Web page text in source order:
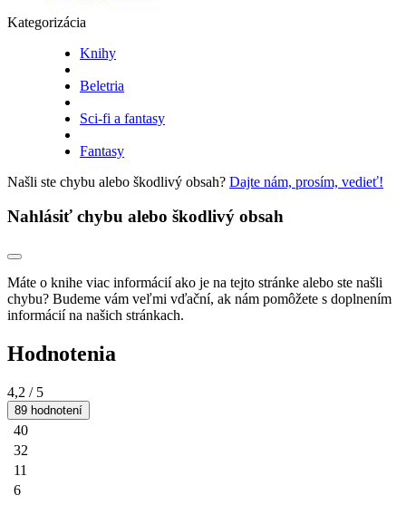
Kategorizácia
Knihy
Beletria
Sci-fi a fantasy
Fantasy
Našli ste chybu alebo škodlivý obsah? Dajte nám, prosím, vedieť!
Nahlásiť chybu alebo škodlivý obsah
Máte o knihe viac informácií ako je na tejto stránke alebo ste našli
chybu? Budeme vám veľmi vďační, ak nám pomôžete s doplnením
informácií na našich stránkach.
Hodnotenia
4,2 / 5
89 hodnotení
40
32
11
6